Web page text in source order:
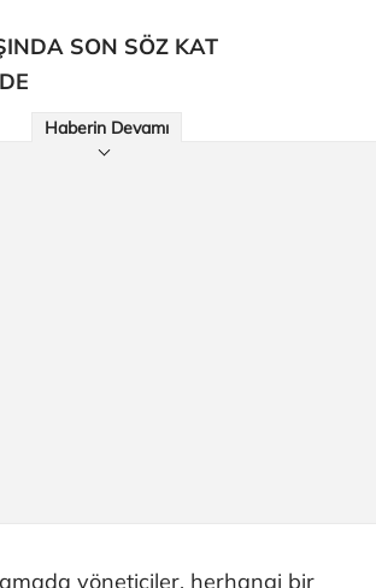
SON SÖZ KAT
Haberin Devamı
yöneticiler, herhangi bir